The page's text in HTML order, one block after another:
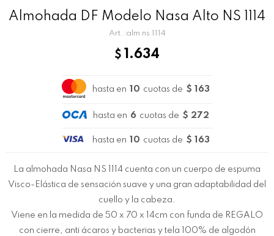
Almohada DF Modelo Nasa Alto NS 1114
alm ns 1114
$ 1.634
hasta en 10 cuotas de $ 163
hasta en 6 cuotas de $ 272
hasta en 10 cuotas de $ 163
La almohada Nasa NS 1114 cuenta con un cuerpo de espuma
Visco-Elástica de sensación suave y una gran adaptabilidad del
cuello y la cabeza.
Viene en la medida de 50 x 70 x 14cm con funda de REGALO
con cierre, anti ácaros y bacterias y tela 100% de algodón